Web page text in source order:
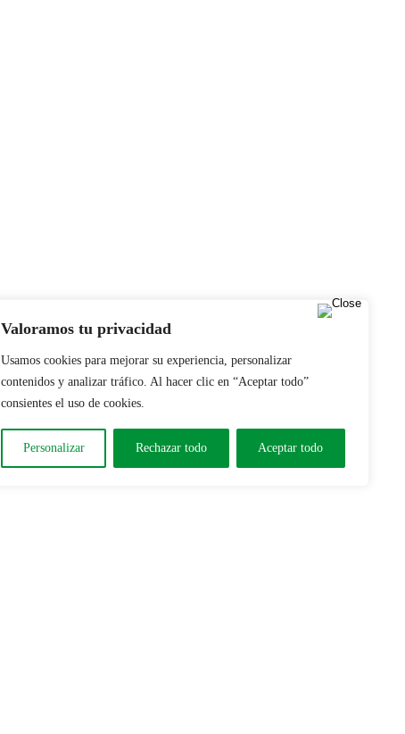
Valoramos tu privacidad
Usamos cookies para mejorar su experiencia, personalizar
contenidos y analizar tráfico. Al hacer clic en “Aceptar todo”
consientes el uso de cookies.
Personalizar Rechazar todo Aceptar todo